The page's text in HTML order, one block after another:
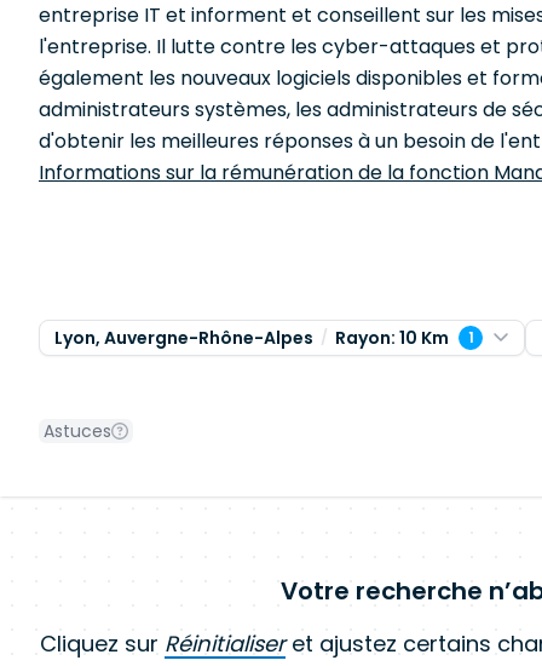
entreprise IT et informent et conseillent sur les
l'entreprise. Il lutte contre les cyber-attaques et
également les nouveaux logiciels disponibles et
administrateurs systèmes, les administrateurs de
d'obtenir les meilleures réponses à un besoin de
Informations sur la rémunération de la fonction
Lyon, Auvergne-Rhône-Alpes Rayon: 10 Km 1
Astuces
Votre recherche
Cliquez sur Réinitialiseret ajustez certains